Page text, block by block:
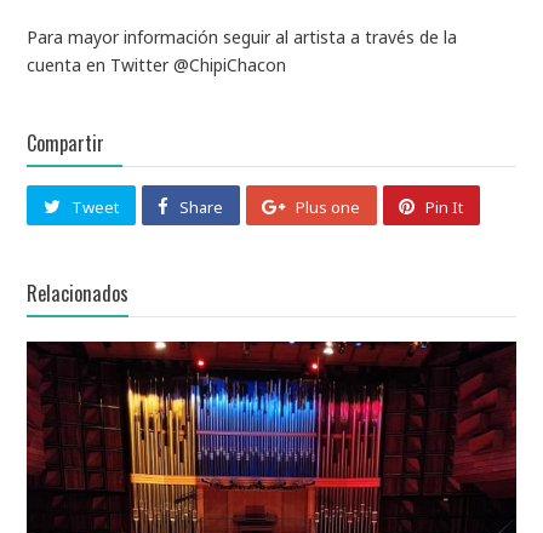
Para mayor información seguir al artista a través de la
cuenta en Twitter@ChipiChacon
Compartir
Tweet Share Plus one Pin It
Relacionados